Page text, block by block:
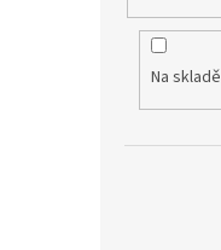
Na skladě